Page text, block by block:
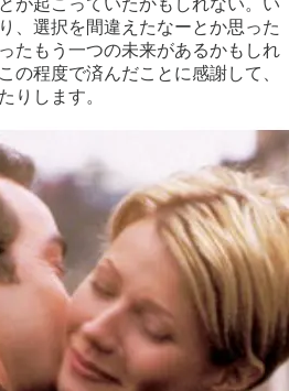
、選択を間違えたなーとか思った
たもう一つの未来があるかもしれ
の程度で済んだことに感謝して、
りします。